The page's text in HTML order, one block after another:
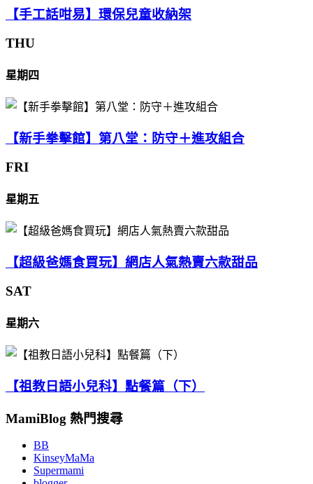
【手工話咁易】環保兒童收納架
THU
星期四
【新手拳擊館】第八堂：防守＋進攻組合
FRI
星期五
【超級爸媽食買玩】網店人氣熱賣六款甜品
SAT
星期六
【祖教日語小兒科】點餐篇（下）
MamiBlog 熱門搜尋
BB
KinseyMaMa
Supermami